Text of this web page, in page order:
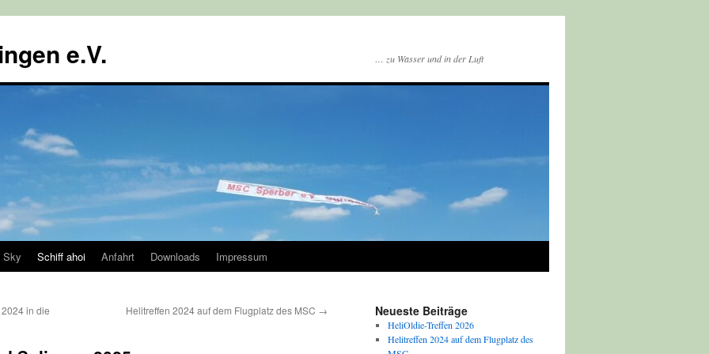
e.V. … zu Wasser und in der Luft
Sky Schiff ahoi Anfahrt Downloads Impressum
in die
Helitreffen 2024 auf dem Flugplatz des MSC → Neueste Beiträge
HeliOldie-Treffen 2026
Helitreffen 2024 auf dem Flugplatz des